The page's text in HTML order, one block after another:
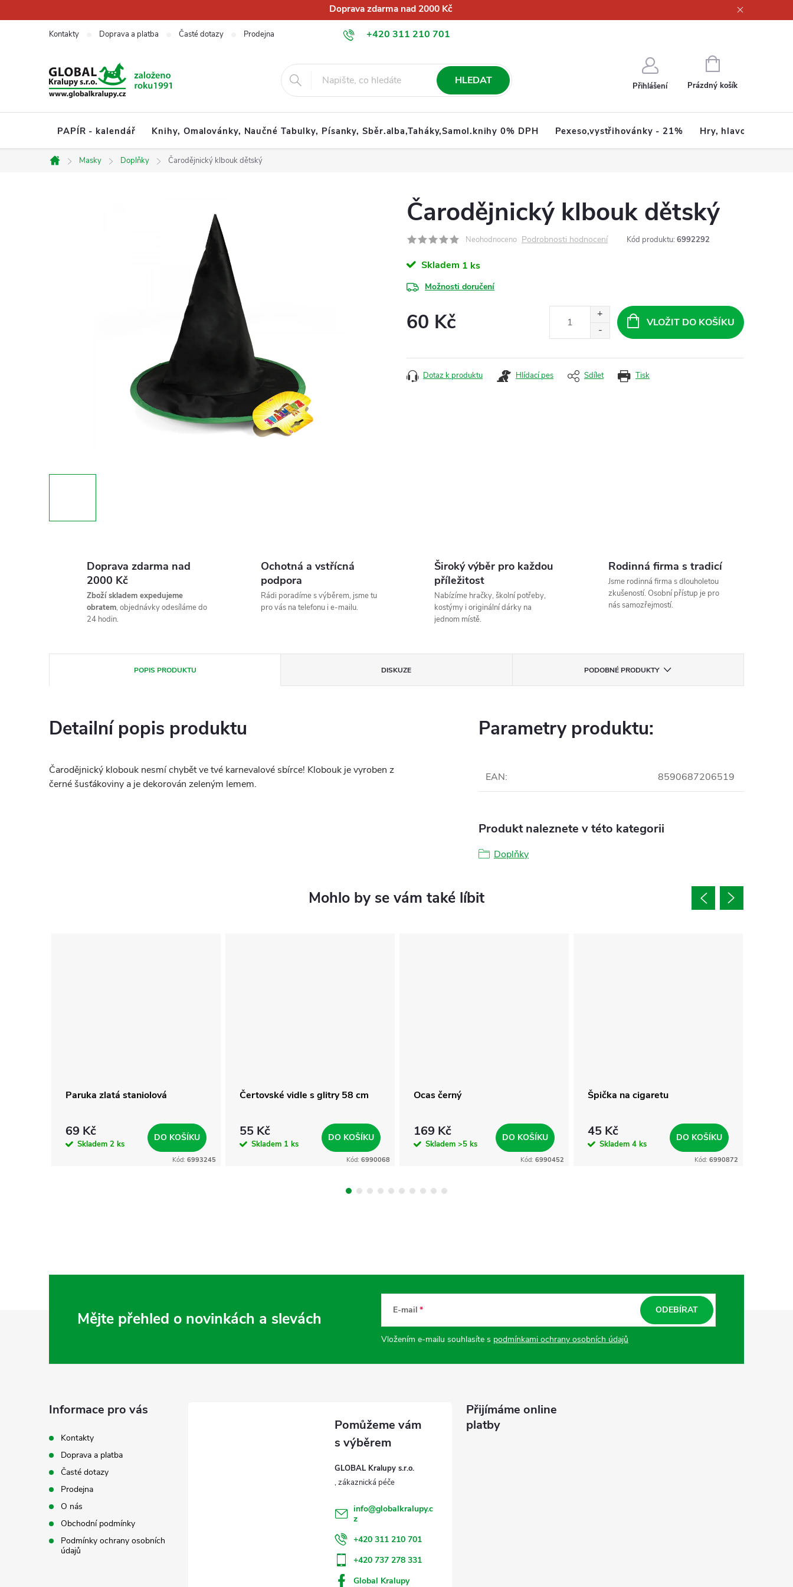
na
Doprava zdarma nad 2000 Kč
+420 311 210 701
info@globalkralupy.cz
Kontakty Doprava a platba Časté dotazy Prodejna Obchodní podmínky Podmínky ochrany osobních údajů
HLEDAT Přihlášení
NÁKUPNÍ
KOŠÍK
Prázdný košík
PAPÍR - kalendář Knihy, Omalovánky, Naučné Tabulky, Písanky, Sběr.alba,Taháky,Samol.knihy 0% DPH Pexeso,vystřihovánky - 21% Hry, hlavolamy
Domů
Masky Doplňky Čarodějnický klbouk dětský
Čarodějnický klbouk dětský
Neohodnoceno Podrobnosti hodnocení Kód produktu: 6992292
Skladem 1 ks
Možnosti doručení
60 Kč VLOŽIT DO KOŠÍKU
Tisk
Dotaz k produktu Hlídací pes Sdílet
Doprava zdarma nad
2000 Kč
Zboží skladem expedujeme
obratem, objednávky odesíláme do
24 hodin.
Ochotná a vstřícná
podpora
Rádi poradíme s výběrem, jsme tu
pro vás na telefonu i e-mailu.
Široký výběr pro každou
příležitost
Nabízíme hračky, školní potřeby,
kostýmy i originální dárky na
jednom místě.
Rodinná firma s tradicí
Jsme rodinná firma s dlouholetou
zkušeností. Osobní přístup je pro
nás samozřejmostí.
POPIS PRODUKTU DISKUZE PODOBNÉ PRODUKTY
Detailní popis produktu
Čarodějnický klobouk nesmí chybět ve tvé karnevalové sbírce! Klobouk je vyroben z
černé šusťákoviny a je dekorován zeleným lemem.
Parametry produktu:
EAN: 8590687206519
Produkt naleznete v této kategorii
Doplňky
Paruka zlatá staniolová
69 Kč
Skladem 2 ks
DO KOŠÍKU
Kód: 6993245
Čertovské vidle s glitry 58 cm
55 Kč
Skladem 1 ks
DO KOŠÍKU
Kód: 6990068
Ocas černý
169 Kč
Skladem >5 ks
DO KOŠÍKU
Kód: 6990452
Špička na cigaretu
45 Kč
Skladem 4 ks
DO KOŠÍKU
Kód: 6990872
Mějte přehled o novinkách a slevách E-mail
Vložením e-mailu souhlasíte s podmínkami ochrany osobních údajů
ODEBÍRAT
Informace pro vás
Kontakty
Doprava a platba
Časté dotazy
Prodejna
O nás
Obchodní podmínky
Podmínky ochrany osobních
údajů
GLOBAL Kralupy s.r.o.
info@globalkralupy.c
z
+420 311 210 701
+420 737 278 331
Global Kralupy
Přijímáme online
platby